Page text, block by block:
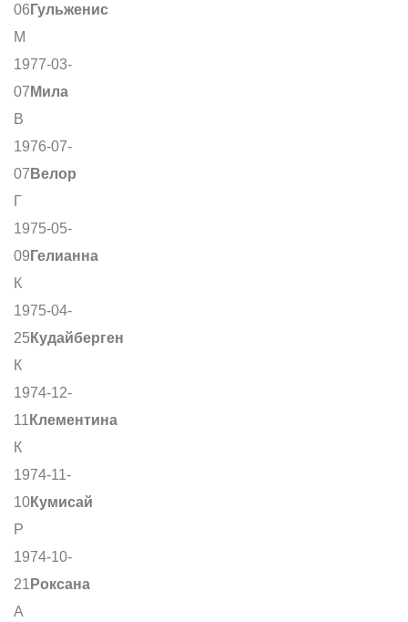
06 Гульженис
М
1977-03-
07 Мила
В
1976-07-
07 Велор
Г
1975-05-
09 Гелианна
К
1975-04-
25 Кудайберген
К
1974-12-
11 Клементина
К
1974-11-
10Кумисай
Р
1974-10-
21 Роксана
А